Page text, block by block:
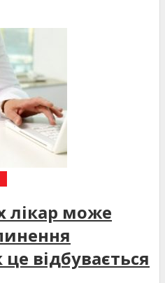
лікар може
це відбувається